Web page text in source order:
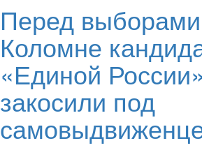
Перед
Коломне
«Единой России»
закосили под